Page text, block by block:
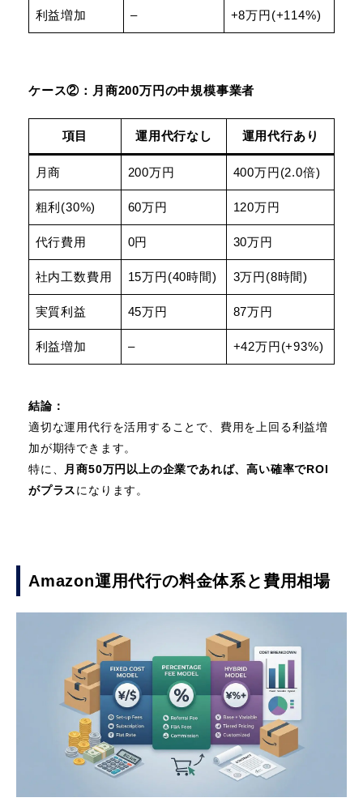
利益増加 – +8万円(+114%)
ケース②：月商200万円の中規模事業者
項目 運用代行なし 運用代行あり
月商 200万円 400万円(2.0倍)
粗利(30%) 60万円 120万円
代行費用 0円 30万円
社内工数費用 15万円(40時間) 3万円(8時間)
実質利益 45万円 87万円
利益増加 – +42万円(+93%)
結論：
適切な運用代行を活用することで、費用を上回る利益増
加が期待できます。
特に、
月商50万円以上の企業であれば、高い確率でROI
がプラスになります。
Amazon運用代行の料金体系と費用相場